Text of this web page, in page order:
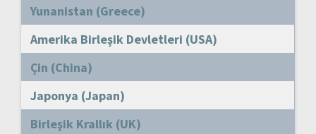
Yunanistan (Greece)
Amerika Birleşik Devletleri (USA)
Çin (China)
Japonya (Japan)
Birleşik Krallık (UK)